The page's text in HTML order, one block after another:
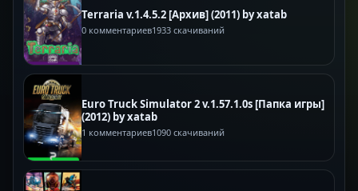
Terraria v.1.4.5.2 [Архив] (2011) by xatab
0 комментариев1933 скачиваний
Euro Truck Simulator 2 v.1.57.1.0s [Папка игры]
(2012) by xatab
1 комментариев1090 скачиваний